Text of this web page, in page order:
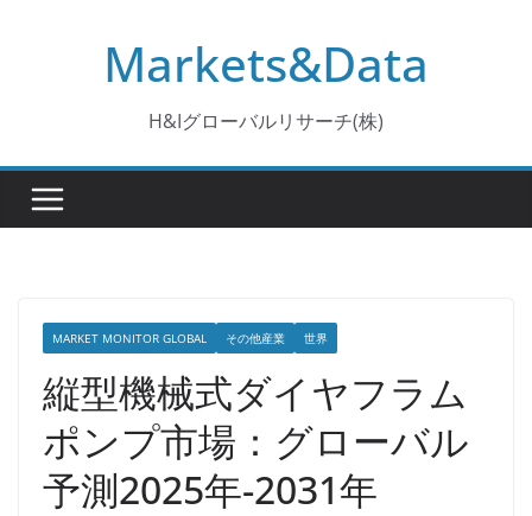
Markets&Data
H&Iグローバルリサーチ(株)
MARKET MONITOR GLOBAL その他産業 世界
縦型機械式ダイヤフラム
ポンプ市場：グローバル
予測2025年-2031年